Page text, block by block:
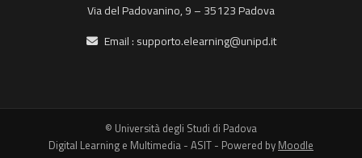
Via del Padovanino, 9 – 35123 Padova
Email : supporto.elearning@unipd.it
© Università degli Studi di Padova
Digital Learning e Multimedia - ASIT - Powered by Moodle